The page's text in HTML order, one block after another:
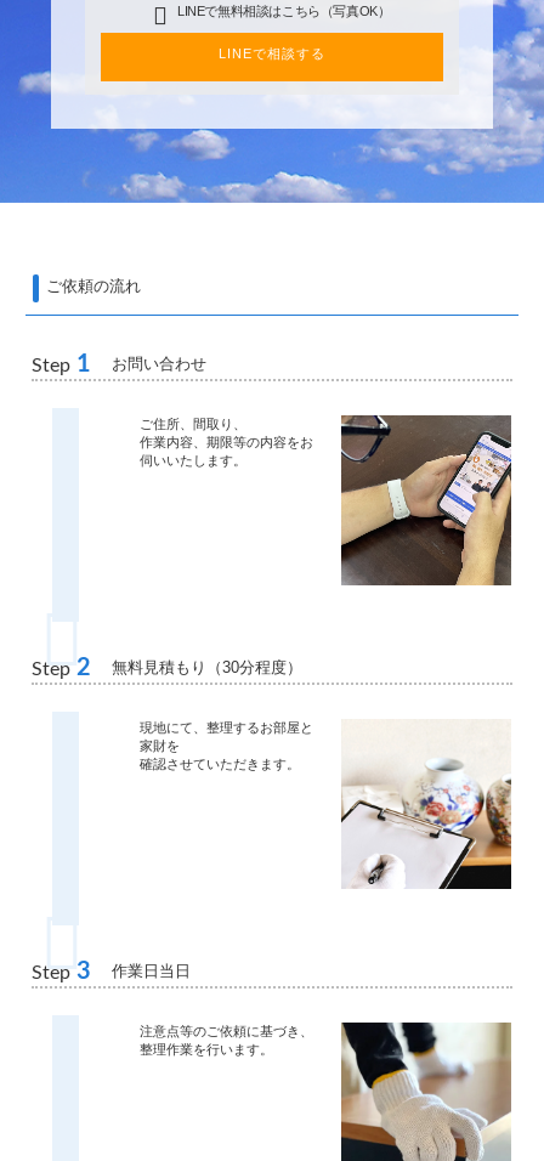
LINEで無料相談はこちら（写真OK）
LINEで相談する
ご依頼の流れ
Step 1 お問い合わせ
ご住所、間取り、
作業内容、期限等の内容をお
伺いいたします。
Step 2 無料見積もり（30分程度）
現地にて、整理するお部屋と
家財を
確認させていただきます。
Step 3 作業日当日
注意点等のご依頼に基づき、
整理作業を行います。